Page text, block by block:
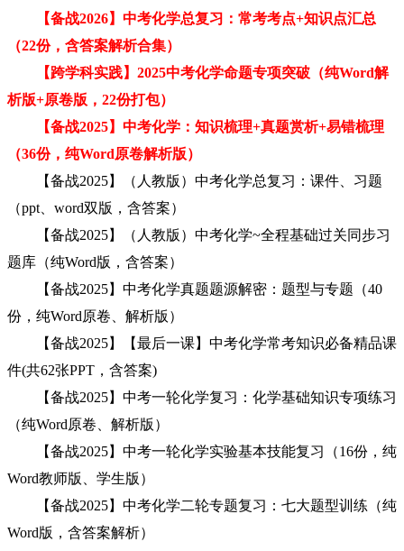
【备战2026】中考化学总复习：常考考点+知识点汇总
（22份，含答案解析合集）
【跨学科实践】2025中考化学命题专项突破（纯Word解
析版+原卷版，22份打包）
【备战2025】中考化学：知识梳理+真题赏析+易错梳理
（36份，纯Word原卷解析版）
【备战2025】（人教版）中考化学总复习：课件、习题
（ppt、word双版，含答案）
【备战2025】（人教版）中考化学~全程基础过关同步习
题库（纯Word版，含答案）
【备战2025】中考化学真题题源解密：题型与专题（40
份，纯Word原卷、解析版）
【备战2025】【最后一课】中考化学常考知识必备精品课
件(共62张PPT，含答案)
【备战2025】中考一轮化学复习：化学基础知识专项练习
（纯Word原卷、解析版）
【备战2025】中考一轮化学实验基本技能复习（16份，纯
Word教师版、学生版）
【备战2025】中考化学二轮专题复习：七大题型训练（纯
Word版，含答案解析）